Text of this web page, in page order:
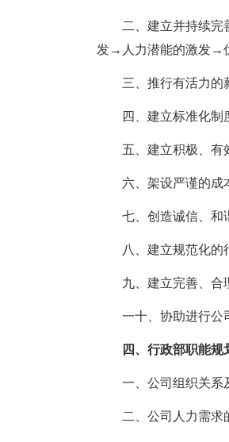
二、建立并持续
发→人力潜能的激发→
三、推行有活力的
四、建立标准化
五、建立积极、有
六、架设严谨的成
七、创造诚信、和
八、建立规范化的
九、建立完善、合
一十、协助进行公
四、行政部职能规
一、公司组织关系
二、公司人力需求